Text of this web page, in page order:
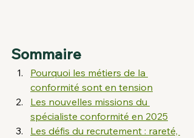
Sommaire
Pourquoi les métiers de la
conformité sont en tension
Les nouvelles missions du
spécialiste conformité en 2025
Les défis du recrutement : rareté,